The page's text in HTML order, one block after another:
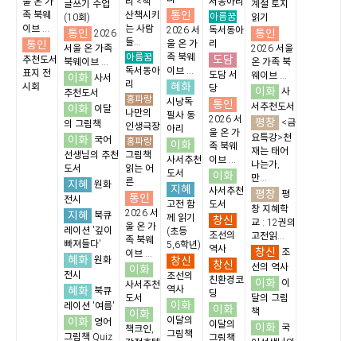
족 북웨
이브 ...
통인
추천도서
표지 전
시회
글쓰기 수업
(10회)
통인
2026
서울 온 가족
북웨이브 ...
이화 사서
추천도서
이화
이달
의 그림책
이화
국어
선생님의 추천
도서
지혜
원화
전시
지혜
북큐
레이션 '깊이
빠져들다'
혜화 원화
전시
혜화
북큐
레이션 '여름'
이화
영어
그림책 Quiz
산책시키
는 사람
들...
아름꿈
독서동아
리
홍파랑
나만의
인생극장
홍파랑
그림책
읽는 어
른
통인
2026 서
울 온 가
족 북웨
이브 ...
이화
사서추천
도서
이화
책크인,
통인
2026 서
울 온 가
족 북웨
이브 ...
혜화
시낭독
필사 동
아리
이화
사서추천
도서
지혜
고전 함
께 읽기
(초등
5,6학년)
창신
조선의
역사
이화
이달의
그림책
아름꿈
독서동아
리
도담
도담 서
당
통인
2026 서
울 온 가
족 북웨
이브 ...
이화
사서추천
도서
창신
조선의
역사
창신
친환경코
딩
이화
이달의
그림책
계절 토지
읽기
통인
2026 서울
온 가족 북
웨이브 ...
이화 사
서추천도서
평창
<금
요특강>천
재는 태어
나는가,
만...
평창 평
창 지혜학
교 : 12권의
고전읽...
창신
조
선의 역사
이화
이
달의 그림
책
이화
국